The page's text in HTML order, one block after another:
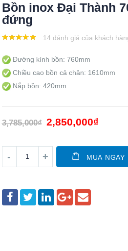
Bồn inox Đại Thành
đứng
14 đánh giá của khách
Đường kính bồn: 760mm
Chiều cao bồn cả chân: 1610mm
Nắp bồn: 420mm
3,785,000₫ 2,850,000₫
MUA NGAY